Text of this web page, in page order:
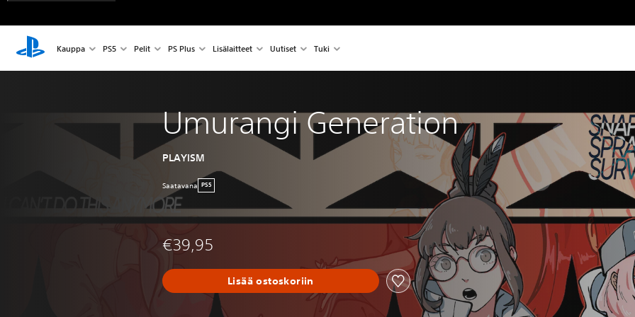
Kauppa PS5 Pelit PS Plus Lisälaitteet Uutiset Tuki
Umurangi Generation
PLAYISM
Saatavana PS5
€39,95
Lisää ostoskoriin